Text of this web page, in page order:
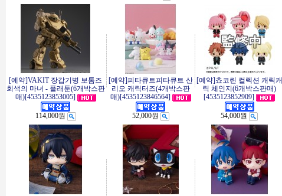
[예약]VAKIT 장갑기병 보톰즈
회색의 마녀 - 플래툰(6개박스판
매)[4535123853005]
114,000원
[예약]피타큐트피타큐트 산
리오 캐릭터즈(4개박스판
매)[4535123846564]
52,000원
[예약]쵸코린 컬렉션 캐릭캐
릭 체인지(6개박스판매)
[4535123852909]
54,000원